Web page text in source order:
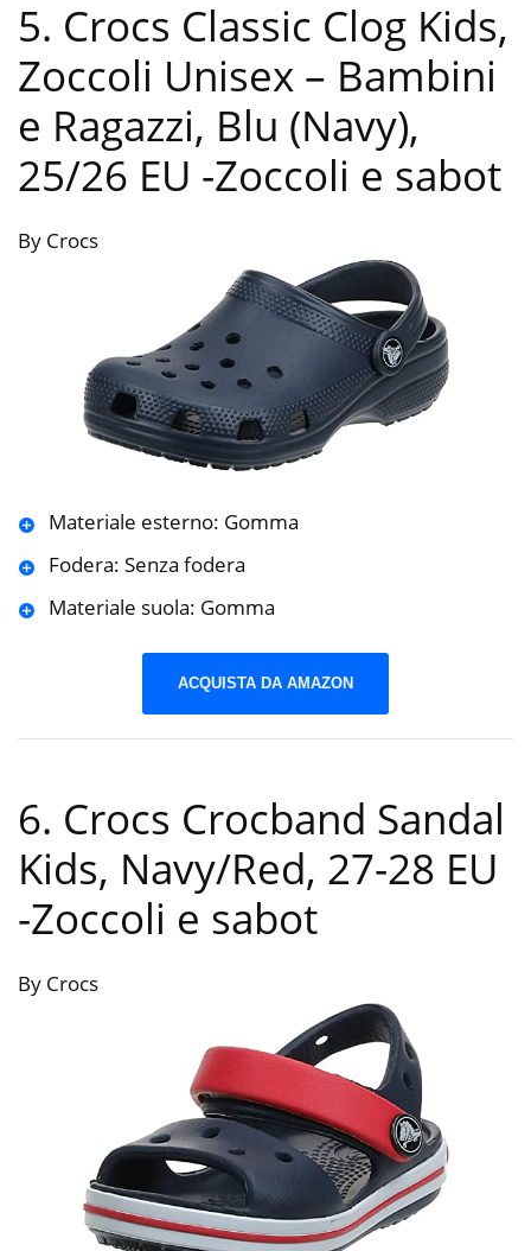
5. Crocs Classic Clog Kids,
Zoccoli Unisex – Bambini
e Ragazzi, Blu (Navy),
25/26 EU -Zoccoli e sabot
By Crocs
Materiale esterno: Gomma
Fodera: Senza fodera
Materiale suola: Gomma
ACQUISTA DA AMAZON
6. Crocs Crocband Sandal
Kids, Navy/Red, 27-28 EU
-Zoccoli e sabot
By Crocs